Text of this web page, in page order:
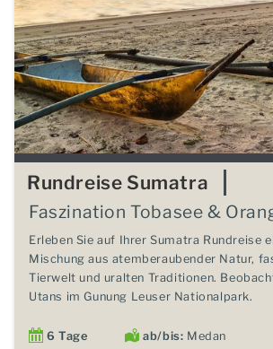
Rundreise Sumatra
Faszination Tobasee &
Erleben Sie auf Ihrer Sumatra Rundreise
Mischung aus atemberaubender Natur,
Tierwelt und uralten Traditionen.
Utans im Gunung Leuser Nationalpark.
6 Tage ab/bis: Medan